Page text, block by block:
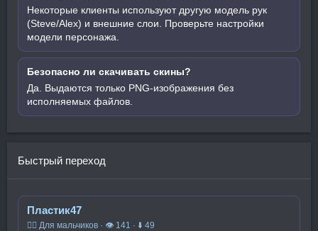
Некоторые клиенты используют другую модель рук
(Steve/Alex) и внешние слои. Проверьте настройки
модели персонажа.
Безопасно ли скачивать скины?
Да. Выдаются только PNG-изображения без
исполняемых файлов.
Быстрый переход
Пластик47
🧍‍♂️ Для мальчиков · 👁 141 · ⬇ 49